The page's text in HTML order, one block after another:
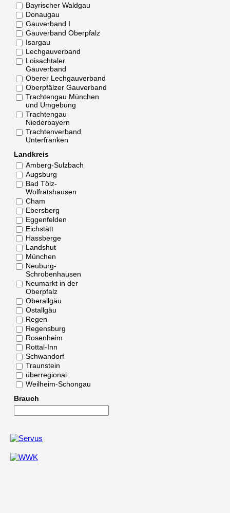
Bayrischer Waldgau
Donaugau
Gauverband I
Gauverband Oberpfalz
Isargau
Lechgauverband
Loisachtaler
Gauverband
Oberer Lechgauverband
Oberpfälzer Gauverband
Trachtengau München
und Umgebung
Trachtengau
Niederbayern
Trachtenverband
Unterfranken
Landkreis
Amberg-Sulzbach
Augsburg
Bad Tölz-
Wolfratshausen
Cham
Ebersberg
Eggenfelden
Eichstätt
Hassberge
Landshut
München
Neuburg-
Schrobenhausen
Neumarkt in der
Oberpfalz
Oberallgäu
Ostallgäu
Regen
Regensburg
Rosenheim
Rottal-Inn
Schwandorf
Traunstein
überregional
Weilheim-Schongau
Brauch